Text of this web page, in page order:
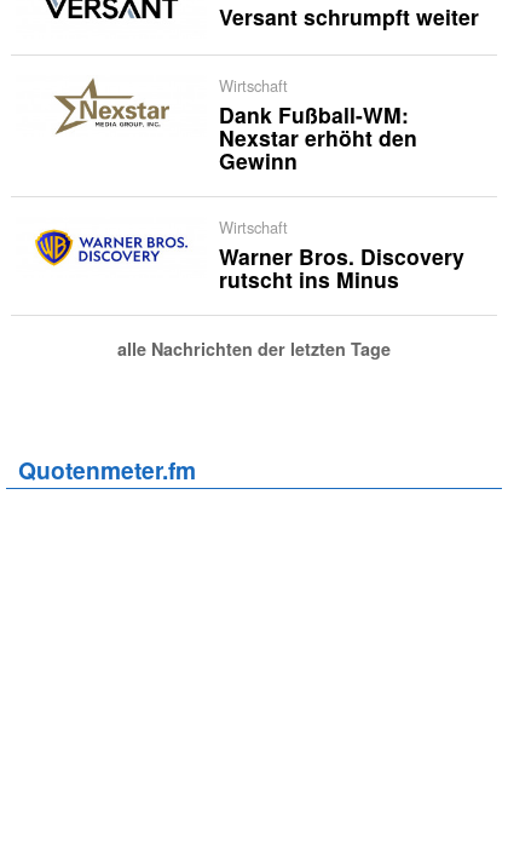
Versant schrumpft weiter
Wirtschaft
Dank Fußball-WM:
Nexstar erhöht den
Gewinn
Wirtschaft
Warner Bros. Discovery
rutscht ins Minus
alle Nachrichten der letzten Tage
Quotenmeter.fm